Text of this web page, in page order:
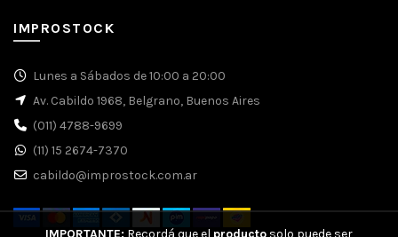
IMPROSTOCK
Lunes a Sábados de 10:00 a 20:00
Av. Cabildo 1968, Belgrano, Buenos Aires
(011) 4788-9699
(11) 15 2674-7370
cabildo@improstock.com.ar
IMPORTANTE: Recordá que el producto solo puede ser